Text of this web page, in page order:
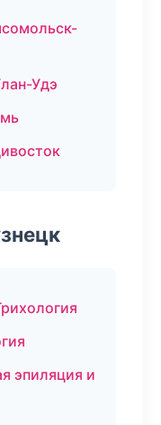
Удэ
эпиляция и